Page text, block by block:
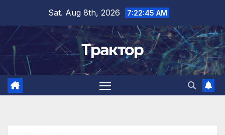
content
Sat. Aug 8th, 2026 7:22:46 AM
Трактор